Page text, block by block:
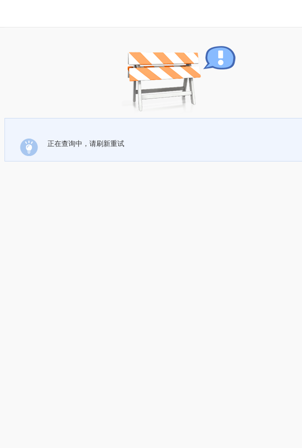
正在查询中，请刷新重试